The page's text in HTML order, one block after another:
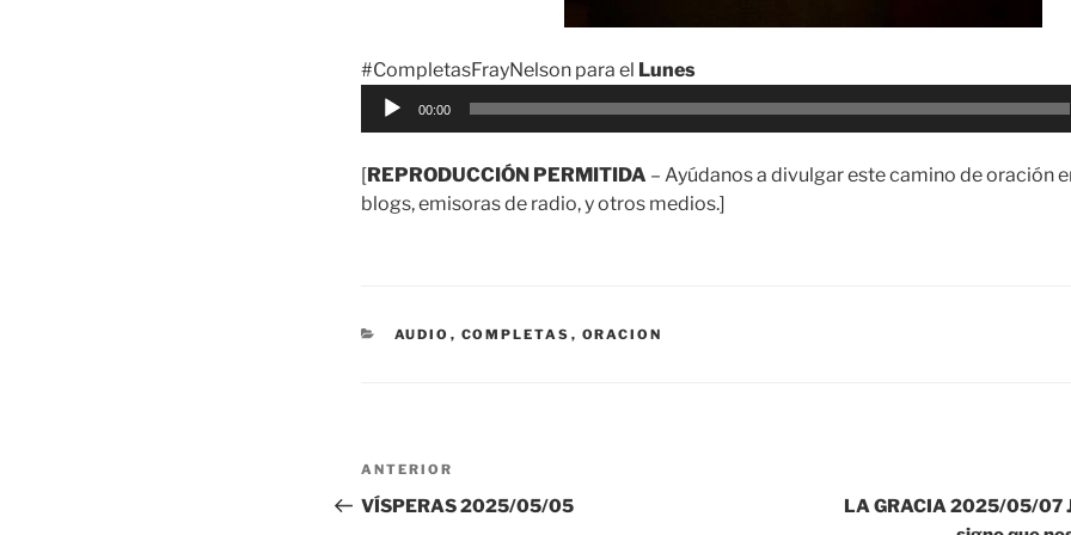
#CompletasFrayNelson para el Lunes
Reproductor
00:00
[REPRODUCCIÓN PERMITIDA – Ayúdanos a divulgar este camino de oración
blogs, emisoras de radio, y otros medios.]
CATEGORÍAS
AUDIO , COMPLETAS , ORACION
Navegación
de
Entrada
anterior:
ANTERIOR
VÍSPERAS 2025/05/05
LA GRACIA 2025/05/07